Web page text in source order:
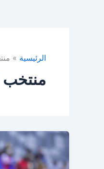
الرئيسية
منتخب